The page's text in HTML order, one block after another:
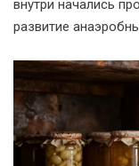
внутри начались
развитие